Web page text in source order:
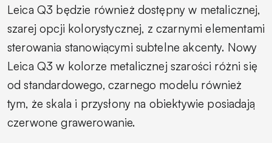
Leica Q3 będzie również dostępny w metalicznej,
szarej opcji kolorystycznej, z czarnymi elementami
sterowania stanowiącymi subtelne akcenty. Nowy
Leica Q3 w kolorze metalicznej szarości różni się
od standardowego, czarnego modelu również
tym, że skala i przysłony na obiektywie posiadają
czerwone grawerowanie.